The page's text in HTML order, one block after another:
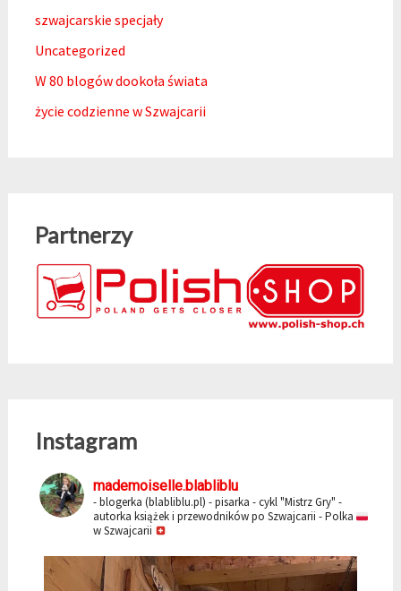
szwajcarskie specjały
Uncategorized
W 80 blogów dookoła świata
życie codzienne w Szwajcarii
Partnerzy
Instagram
mademoiselle.blabliblu
- blogerka (blabliblu.pl) - pisarka - cykl "Mistrz Gry" -
autorka książek i przewodników po Szwajcarii - Polka
w Szwajcarii